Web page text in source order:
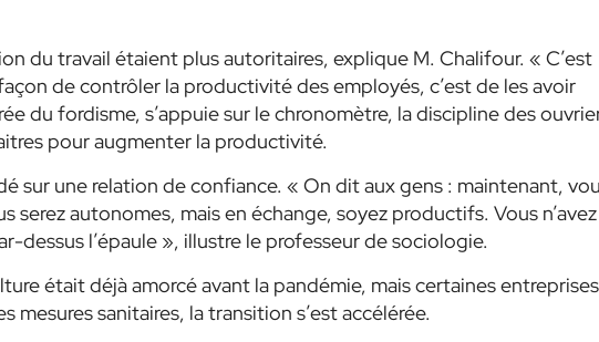
du travail étaient plus autoritaires, explique M. Chalifour. « C’est
de contrôler la productivité des employés, c’est de les avoir
du fordisme, s’appuiesur le chronomètre, la discipline des
pour augmenter la productivité.
sur une relation de confiance. « On dit aux gens : maintenant,
serez autonomes, mais en échange, soyez productifs. Vous n’avez
dessus l’épaule », illustre le professeur de sociologie.
était déjà amorcé avant la pandémie, mais certaines
mesures sanitaires, la transition s’est accélérée.